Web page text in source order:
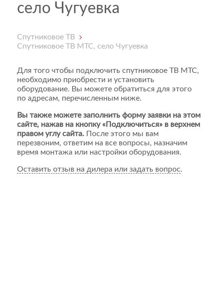
село Чугуевка
Спутниковое ТВ
Спутниковое ТВ МТС, село Чугуевка
Для того чтобы подключить спутниковое ТВ МТС,
необходимо приобрести и установить
оборудование. Вы можете обратиться для этого
по адресам, перечисленным ниже.
Вы также можете заполнить форму заявки на этом
сайте, нажав на кнопку «Подключиться» в верхнем
правом углу сайта. После этого мы вам
перезвоним, ответим на все вопросы, назначим
время монтажа или настройки оборудования.
Оставить отзыв на дилера или задать вопрос.